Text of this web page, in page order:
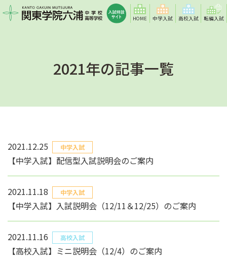
HOME 中学入試 高校入試 転編入試
2021年の記事一覧
2021.12.25 中学入試
【中学入試】配信型入試説明会のご案内
2021.11.18 中学入試
【中学入試】入試説明会（12/11＆12/25）のご案内
2021.11.16 高校入試
【高校入試】ミニ説明会（12/4）のご案内